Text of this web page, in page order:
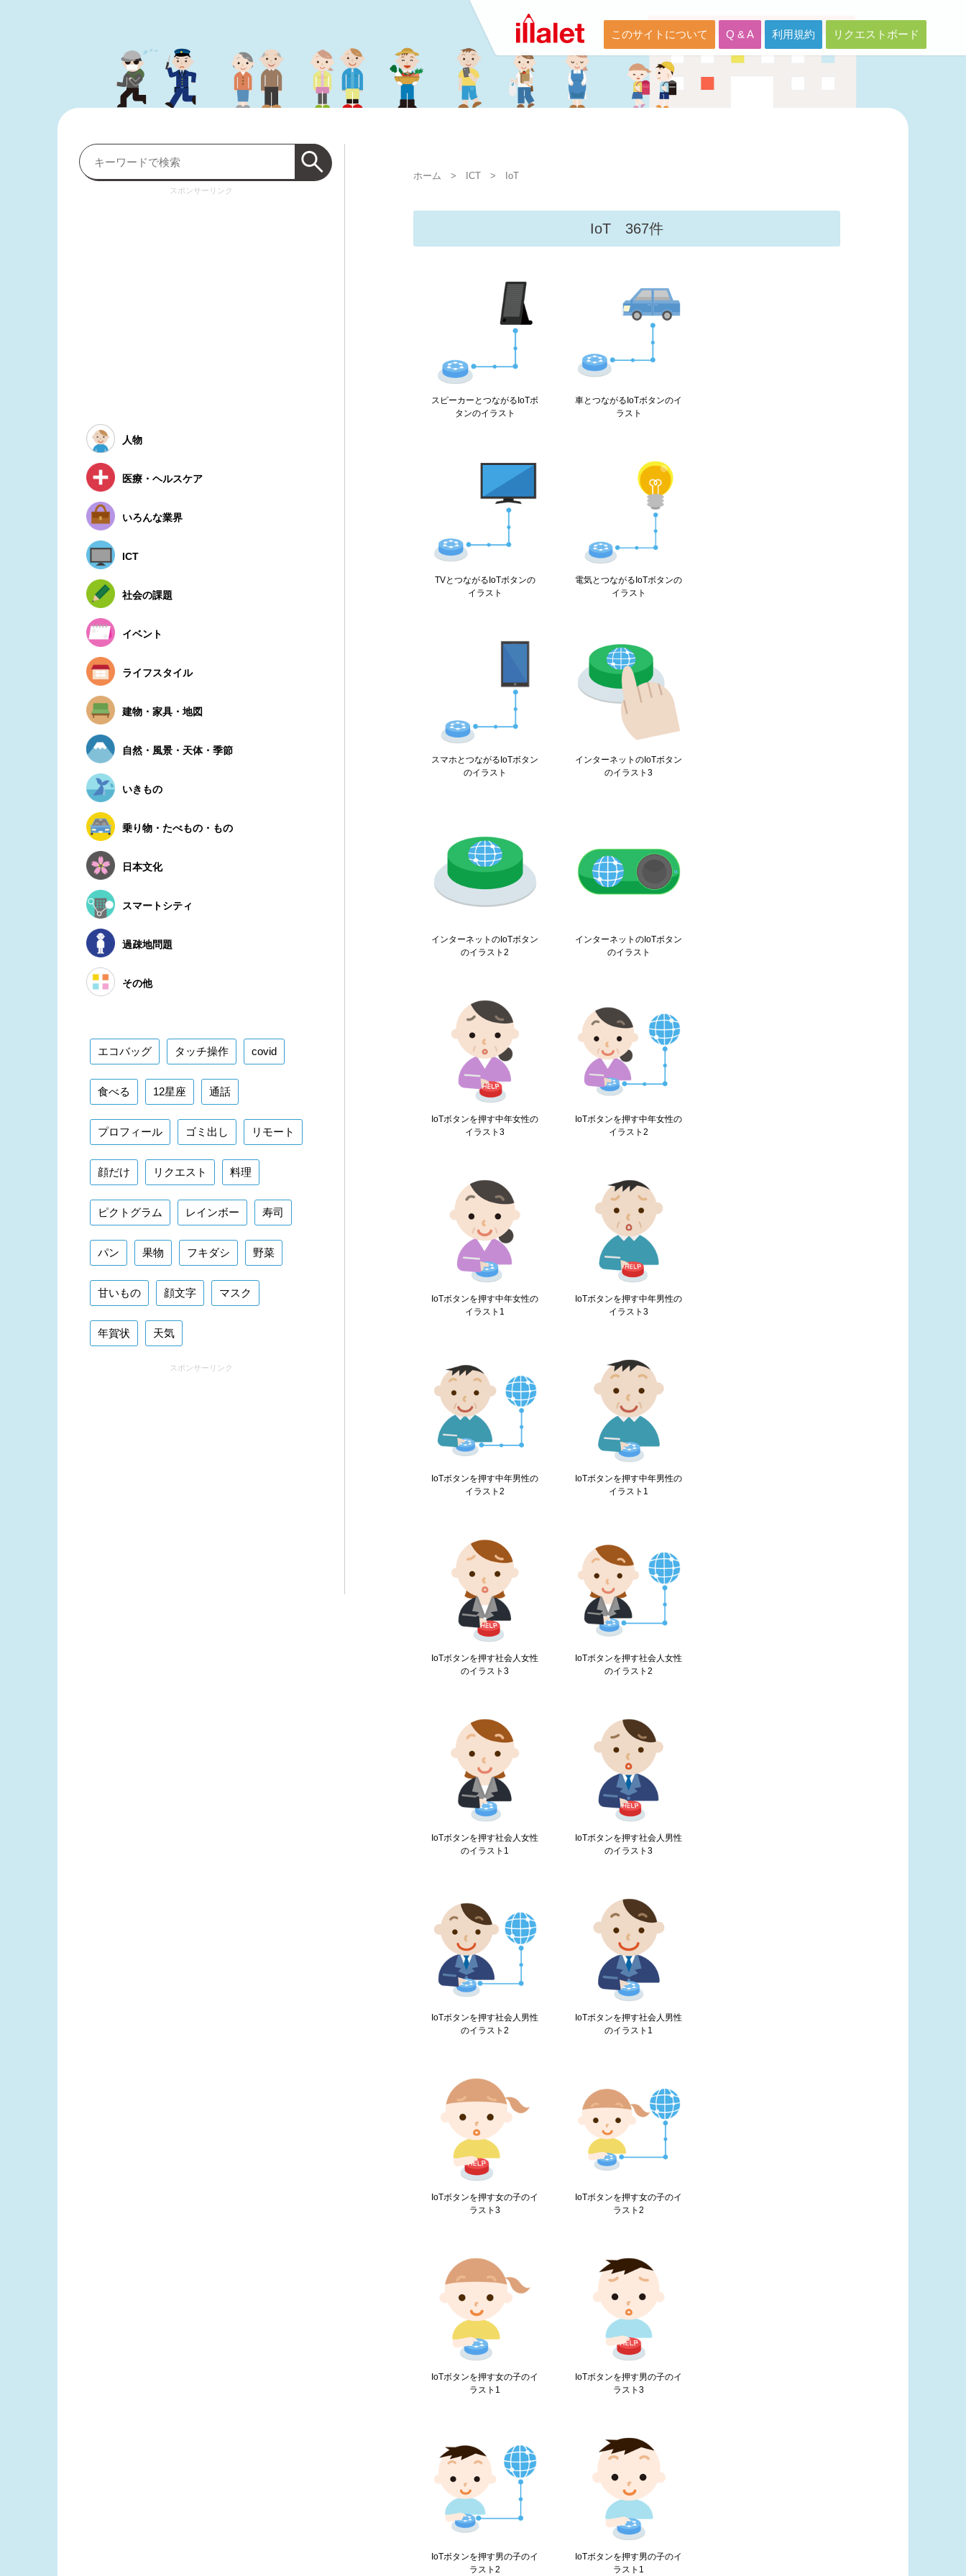
このサイトについて Q & A 利用規約 リクエストボード
ホーム > ICT> IoT
IoT 367件
スピーカーとつながるIoTボ
タンのイラスト
車とつながるIoTボタンのイ
ラスト
TVとつながるIoTボタンの
イラスト
電気とつながるIoTボタンの
イラスト
スマホとつながるIoTボタン
のイラスト
インターネットのIoTボタン
のイラスト3
インターネットのIoTボタン
のイラスト2
インターネットのIoTボタン
のイラスト
IoTボタンを押す中年女性の
イラスト3
IoTボタンを押す中年女性の
イラスト2
IoTボタンを押す中年女性の
イラスト1
IoTボタンを押す中年男性の
イラスト3
IoTボタンを押す中年男性の
イラスト2
IoTボタンを押す中年男性の
イラスト1
IoTボタンを押す社会人女性
のイラスト3
IoTボタンを押す社会人女性
のイラスト2
IoTボタンを押す社会人女性
のイラスト1
IoTボタンを押す社会人男性
のイラスト3
IoTボタンを押す社会人男性
のイラスト2
IoTボタンを押す社会人男性
のイラスト1
IoTボタンを押す女の子のイ
ラスト3
IoTボタンを押す女の子のイ
ラスト2
IoTボタンを押す女の子のイ
ラスト1
IoTボタンを押す男の子のイ
ラスト3
IoTボタンを押す男の子のイ
ラスト2
IoTボタンを押す男の子のイ
ラスト1
スポンサーリンク
人物
医療・ヘルスケア
いろんな業界
ICT
社会の課題
イベント
ライフスタイル
建物・家具・地図
自然・風景・天体・季節
いきもの
乗り物・たべもの・もの
日本文化
スマートシティ
過疎地問題
その他
エコバッグ タッチ操作 covid
食べる 12星座 通話
プロフィール ゴミ出し リモート
顔だけ リクエスト 料理
ピクトグラム レインボー 寿司
パン 果物 フキダシ 野菜
甘いもの 顔文字 マスク
年賀状 天気
スポンサーリンク